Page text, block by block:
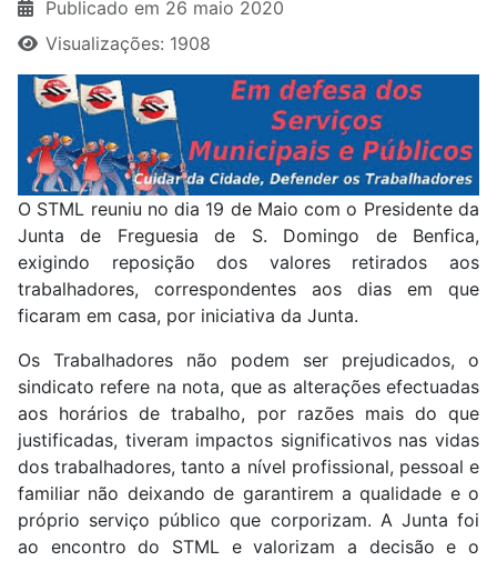
Publicado em 26 maio 2020
Visualizações: 1908
O STML reuniu no dia 19 de Maio com o Presidente da
Junta de Freguesia de S. Domingo de Benfica,
exigindo reposição dos valores retirados aos
trabalhadores, correspondentes aos dias em que
ficaram em casa, por iniciativa da Junta.
Os Trabalhadores não podem ser prejudicados, o
sindicato refere na nota, que as alterações efectuadas
aos horários de trabalho, por razões mais do que
justificadas, tiveram impactos significativos nas vidas
dos trabalhadores, tanto a nível profissional, pessoal e
familiar não deixando de garantirem a qualidade e o
próprio serviço público que corporizam. A Junta foi
ao encontro do STML e valorizam a decisão e o